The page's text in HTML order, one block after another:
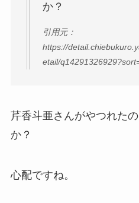
か？
引用元：
https://
etail/
芹香斗亜さんがやつれた
か？
心配ですね。